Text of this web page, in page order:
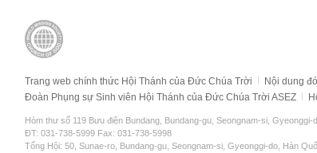
Trang web chính thức Hội Thánh của Đức Chúa Trời Nội dung
Đoàn Phụng sự Sinh viên Hội Thánh của Đức Chúa Trời ASEZ
Hòm thư số 119 Bưu điện Bundang, Bundang-gu, Seongnam-si, Gyeonggi-
ĐT: 031-738-5999 Fax: 031-738-5998
Tổng Hội: 50, Sunae-ro, Bundang-gu, Seongnam-si, Gyeonggi-do, Hàn